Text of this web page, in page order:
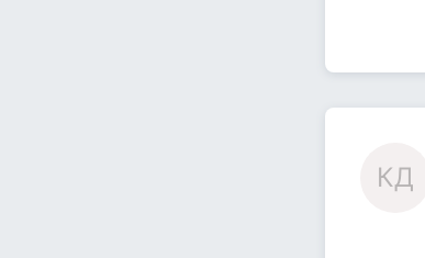
КД